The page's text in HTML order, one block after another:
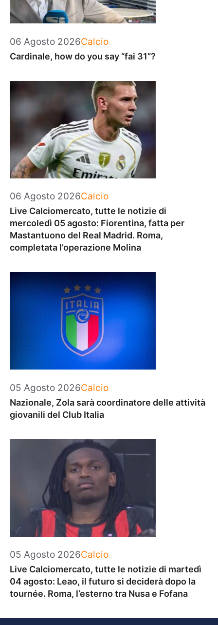
06 Agosto 2026Categorie
Calcio
Cardinale, how do you say “fai 31”?
06 Agosto 2026Categorie
Calcio
Live Calciomercato, tutte le notizie di
mercoledì 05 agosto: Fiorentina, fatta per
Mastantuono del Real Madrid. Roma,
completata l’operazione Molina
05 Agosto 2026Categorie
Calcio
Nazionale, Zola sarà coordinatore delle attività
giovanili del Club Italia
05 Agosto 2026Categorie
Calcio
Live Calciomercato, tutte le notizie di martedì
04 agosto: Leao, il futuro si deciderà dopo la
tournée. Roma, l’esterno tra Nusa e Fofana